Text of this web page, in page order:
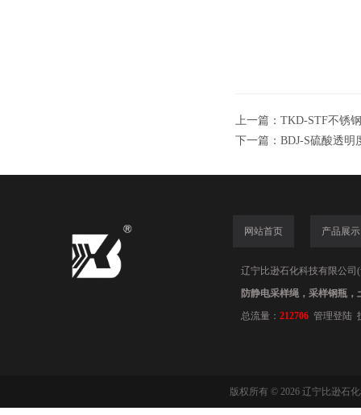
上一篇： TKD-STF不锈
下一篇： BDJ-S硫酸透明
网站首页 产品展示
辽宁比逊石化科技有限公司
防静电采样绳，采样钢瓶
总流量： 212706 管理登陆
版权所有 © 2026 辽宁比逊石